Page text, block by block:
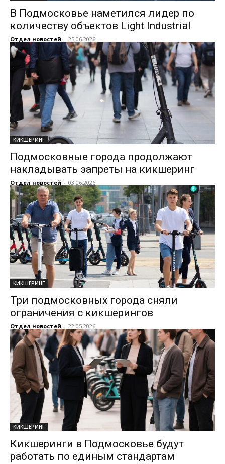
В Подмосковье наметился лидер по
количеству объектов Light Industrial
Отдел новостей - 25.06.2026
КИКШЕРИНГ
Подмосковные города продолжают
накладывать запреты на кикшеринг
Отдел новостей - 03.06.2026
КИКШЕРИНГ
Три подмосковных города сняли
ограничения с кикшерингов
Отдел новостей - 22.05.2026
КИКШЕРИНГ
Кикшеринги в Подмосковье будут
работать по единым стандартам